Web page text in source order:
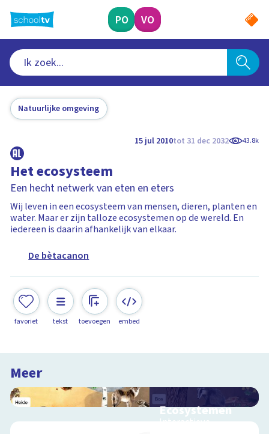
naar
hoofdinhoud
PO VO
Natuurlijke omgeving
15 jul 2010tot 31 dec 2032 43.8k
Het ecosysteem
Een hecht netwerk van eten en eters
Wij leven in een ecosysteem van mensen, dieren, planten en
water. Maar er zijn talloze ecosystemen op de wereld. En
iedereen is daarin afhankelijk van elkaar.
De bètacanon
favoriet tekst toevoegen embed
Meer
Ecosystemen
Interactieve